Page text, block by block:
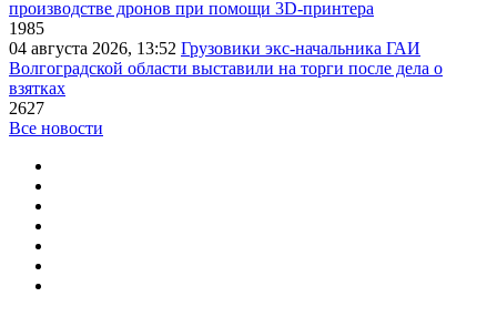
производстве дронов при помощи 3D‑принтера
1985
04 августа 2026, 13:52 Грузовики экс-начальника ГАИ
Волгоградской области выставили на торги после дела о
взятках
2627
Все новости